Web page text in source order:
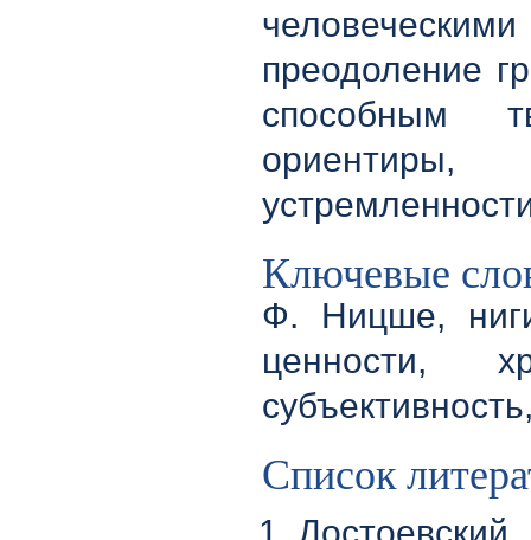
преодоление
способным
Ключевые
Ф. Ницше,
ценности,
Список